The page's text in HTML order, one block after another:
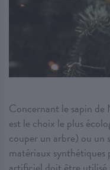
Concernant le sapin de
est le choix le plus
couper un arbre) ou
matériaux synthétiques